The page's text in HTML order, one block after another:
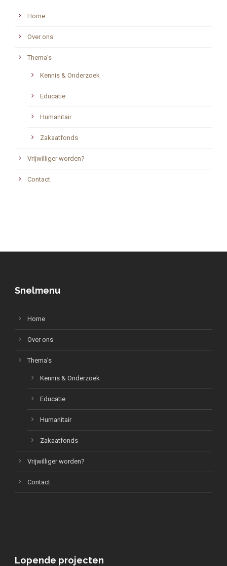
Home
Over ons
Thema’s
Kennis & Onderzoek
Educatie
Humanitair
Zakaatfonds
Vrijwilliger worden?
Contact
Snelmenu
Home
Over ons
Thema’s
Kennis & Onderzoek
Educatie
Humanitair
Zakaatfonds
Vrijwilliger worden?
Contact
Lopende projecten